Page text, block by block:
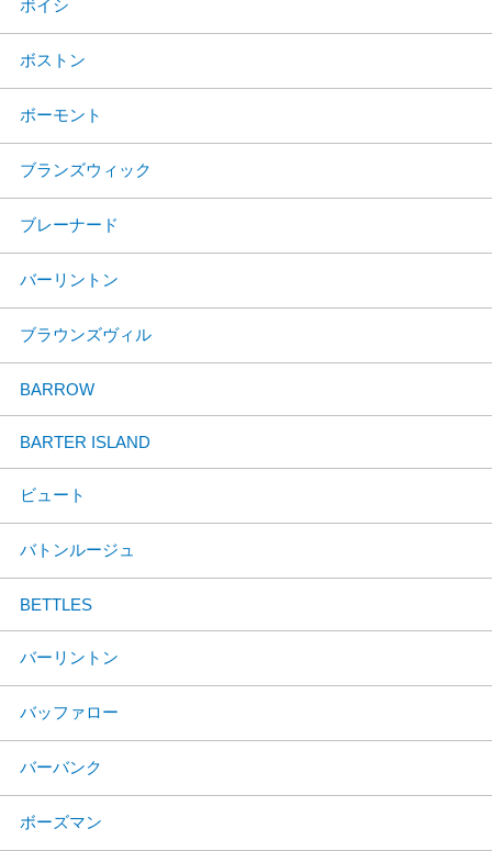
ボイシ
ボストン
ボーモント
ブランズウィック
ブレーナード
バーリントン
ブラウンズヴィル
BARROW
BARTER ISLAND
ビュート
バトンルージュ
BETTLES
バーリントン
バッファロー
バーバンク
ボーズマン